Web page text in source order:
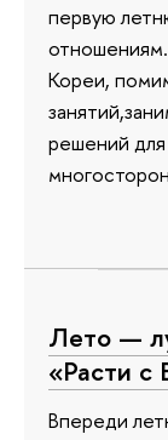
первую
Кореи,
решений
Лето —
«Расти с
Впереди